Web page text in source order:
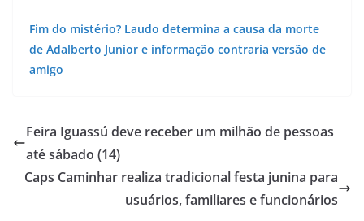
Fim do mistério? Laudo determina a causa da morte
de Adalberto Junior e informação contraria versão de
amigo
Feira Iguassú deve receber um milhão de pessoas
até sábado (14)
Caps Caminhar realiza tradicional festa junina para
usuários, familiares e funcionários